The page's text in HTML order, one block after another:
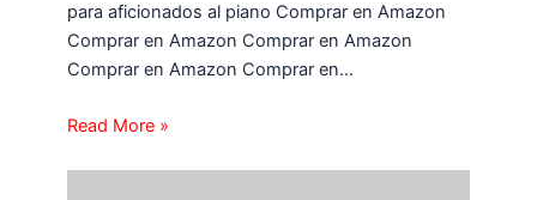
para aficionados al piano Comprar en Amazon
Comprar en Amazon Comprar en Amazon
Comprar en Amazon Comprar en…
Read More »